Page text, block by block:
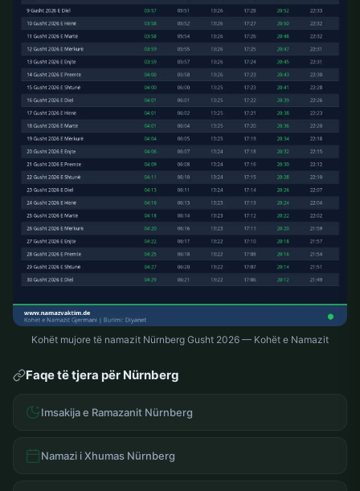
Kohët mujore të namazit Nürnberg Gusht 2026 — Kohët e Namazit
Faqe të tjera për Nürnberg
Imsakija e Ramazanit Nürnberg
Namazi i Xhumas Nürnberg